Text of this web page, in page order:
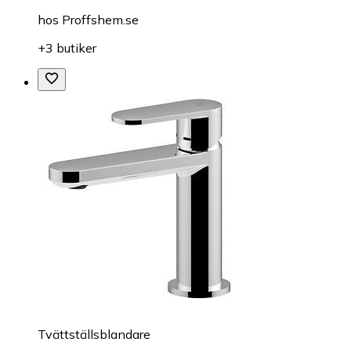
hos Proffshem.se
+3 butiker
Tvättställsblandare